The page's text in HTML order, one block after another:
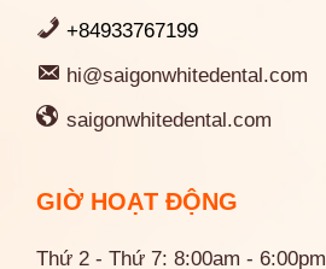
+84933767199
hi@saigonwhitedental.com
saigonwhitedental.com
GIỜ HOẠT ĐỘNG
Thứ 2 - Thứ 7: 8:00am - 6:00pm